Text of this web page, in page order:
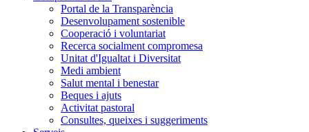
Portal de la Transparència
Desenvolupament sostenible
Cooperació i voluntariat
Recerca socialment compromesa
Unitat d'Igualtat i Diversitat
Medi ambient
Salut mental i benestar
Beques i ajuts
Activitat pastoral
Consultes, queixes i suggeriments